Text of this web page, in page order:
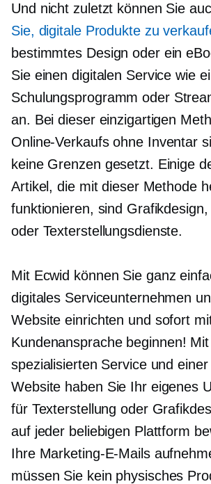
Und nicht zuletzt können Sie
Sie, digitale Produkte zu
bestimmtes Design oder ein
Sie einen digitalen Service wie
Schulungsprogramm oder
an. Bei dieser einzigartigen
Online-Verkaufs ohne Inventar
keine Grenzen gesetzt. Einige
Artikel, die mit dieser Methode
funktionieren, sind
oder Texterstellungsdienste.
Mit Ecwid können Sie ganz
digitales Serviceunternehmen
Website einrichten und sofort
Kundenansprache beginnen!
spezialisierten Service und
Website haben Sie Ihr eigenes
für Texterstellung oder
auf jeder beliebigen Plattform
Ihre Marketing-E-Mails
müssen Sie kein physisches